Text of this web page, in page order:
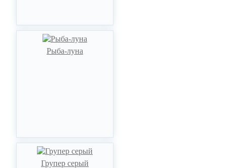
Рыба-луна
Групер серый